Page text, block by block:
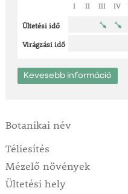
I II III IV
Ültetési idő
Virágzási idő
Kevesebb információ
Botanikai név
Téliesítés
Mézelő növények
Ültetési hely